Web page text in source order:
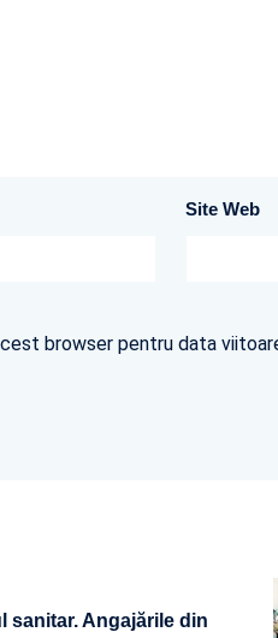
Site Web
browser pentru data
sanitar. Angajările din